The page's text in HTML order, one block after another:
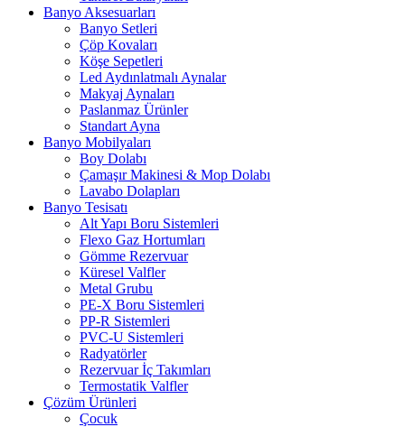
Banyo Aksesuarları
Banyo Setleri
Çöp Kovaları
Köşe Sepetleri
Led Aydınlatmalı Aynalar
Makyaj Aynaları
Paslanmaz Ürünler
Standart Ayna
Banyo Mobilyaları
Boy Dolabı
Çamaşır Makinesi & Mop Dolabı
Lavabo Dolapları
Banyo Tesisatı
Alt Yapı Boru Sistemleri
Flexo Gaz Hortumları
Gömme Rezervuar
Küresel Valfler
Metal Grubu
PE-X Boru Sistemleri
PP-R Sistemleri
PVC-U Sistemleri
Radyatörler
Rezervuar İç Takımları
Termostatik Valfler
Çözüm Ürünleri
Çocuk